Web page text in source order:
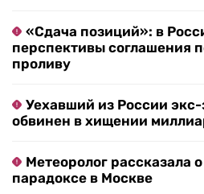
«Сдача позиций»: в
перспективы соглашения
проливу
Уехавший из России
обвинен в хищении
Метеоролог рассказала
парадоксе в Москве